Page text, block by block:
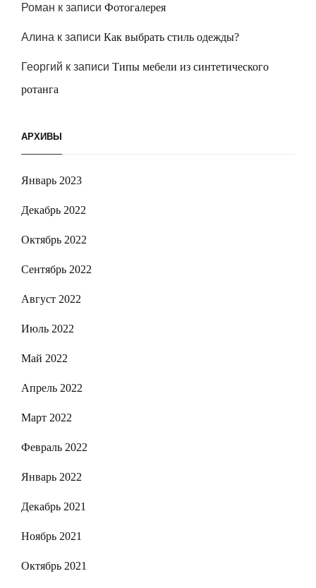
Роман к записи Фотогалерея
Алина к записи Как выбрать стиль одежды?
Георгий к записи Типы мебели из синтетического
ротанга
АРХИВЫ
Январь 2023
Декабрь 2022
Октябрь 2022
Сентябрь 2022
Август 2022
Июль 2022
Май 2022
Апрель 2022
Март 2022
Февраль 2022
Январь 2022
Декабрь 2021
Ноябрь 2021
Октябрь 2021